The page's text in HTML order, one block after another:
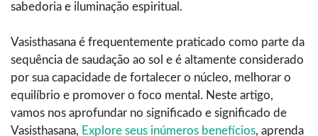
sabedoria e iluminação espiritual.
Vasisthasana é frequentemente praticado como parte da
sequência de saudação ao sol e é altamente considerado
por sua capacidade de fortalecer o núcleo, melhorar o
equilíbrio e promover o foco mental. Neste artigo,
vamos nos aprofundar no significado e significado de
Vasisthasana, Explore seus inúmeros benefícios, aprenda